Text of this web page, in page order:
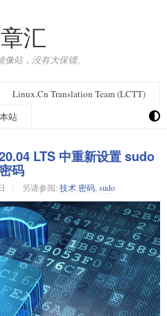
汇
站，没有大保镖。
Linux.Cn Translation Team (LCTT)
站
LTS 中重新设置 sudo
密码
另请参阅: 技术,密码, sudo